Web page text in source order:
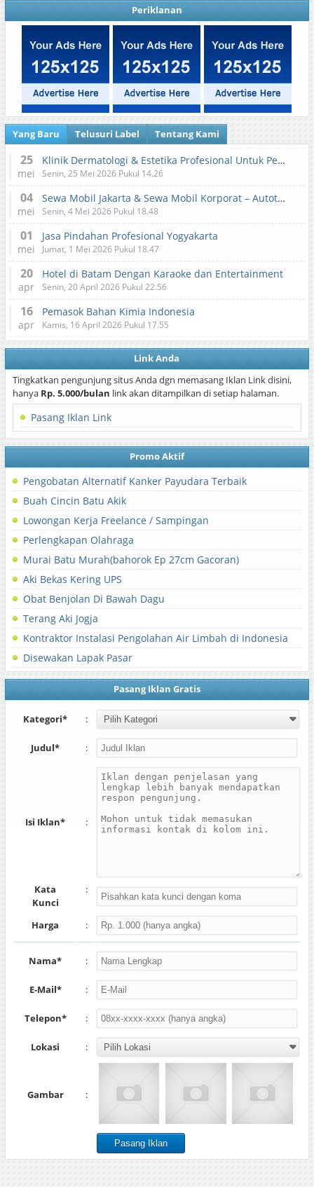
Periklanan
Yang Baru Telusuri Label Tentang Kami
25
mei
Klinik Dermatologi & Estetika Profesional Untuk Perawatan Kulit dan Kecantikan
Senin, 25 Mei 2026 Pukul 14.26
04
mei
Sewa Mobil Jakarta & Sewa Mobil Korporat – Autotranz Indonesia
Senin, 4 Mei 2026 Pukul 18.48
01
mei
Jasa Pindahan Profesional Yogyakarta
Jumat, 1 Mei 2026 Pukul 18.47
20
apr
Hotel di Batam Dengan Karaoke dan Entertainment
Senin, 20 April 2026 Pukul 22.56
16
apr
Pemasok Bahan Kimia Indonesia
Kamis, 16 April 2026 Pukul 17.55
Link Anda
Tingkatkan pengunjung situs Anda dgn memasang Iklan Link disini,
hanya Rp. 5.000/bulan link akan ditampilkan di setiap halaman.
Pasang Iklan Link
Promo Aktif
Pengobatan Alternatif Kanker Payudara Terbaik
Buah Cincin Batu Akik
Lowongan Kerja Freelance / Sampingan
Perlengkapan Olahraga
Murai Batu Murah(bahorok Ep 27cm Gacoran)
Aki Bekas Kering UPS
Obat Benjolan Di Bawah Dagu
Terang Aki Jogja
Kontraktor Instalasi Pengolahan Air Limbah di Indonesia
Disewakan Lapak Pasar
Pasang Iklan Gratis
Kategori* :
Judul* :
Isi Iklan* :
Kata
Kunci
:
Harga :
Nama* :
E-Mail* :
Telepon* :
Lokasi :
Gambar :